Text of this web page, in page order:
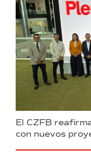
El CZFB
con nuevos